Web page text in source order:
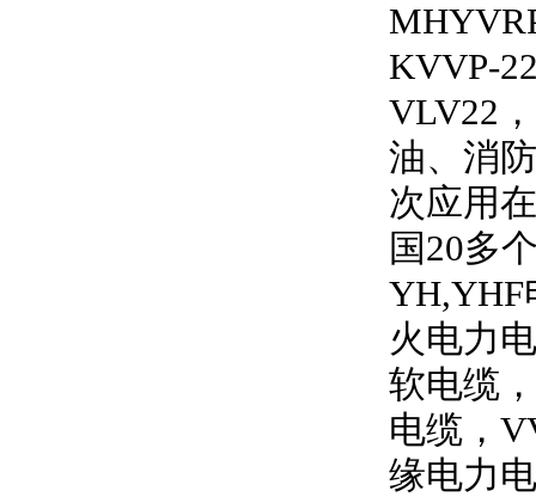
KVVP-
VLV22 ，
油、消
次应用
国20多
YH,YHF
火电力
软电缆，
电缆，
缘电力